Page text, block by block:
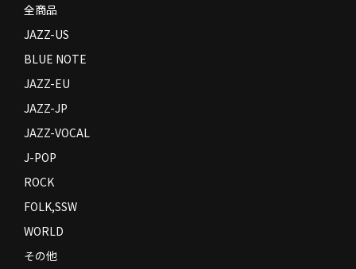
全商品
JAZZ-US
BLUE NOTE
JAZZ-EU
JAZZ-JP
JAZZ-VOCAL
J-POP
ROCK
FOLK,SSW
WORLD
その他